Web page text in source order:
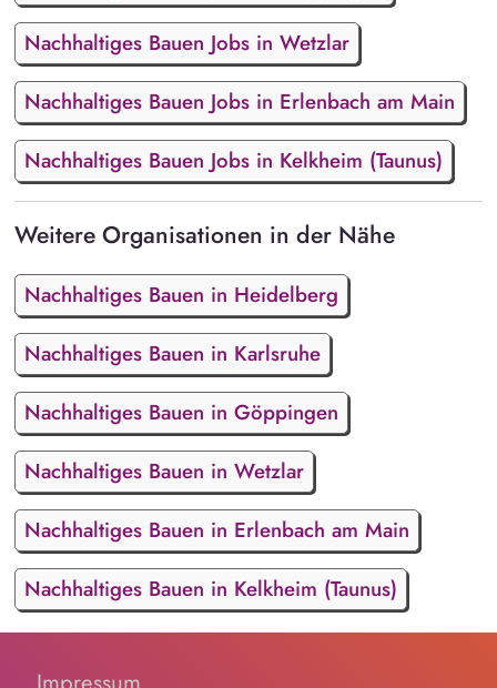
Nachhaltiges Bauen Jobs in Wetzlar
Nachhaltiges Bauen Jobs in Erlenbach am Main
Nachhaltiges Bauen Jobs in Kelkheim (Taunus)
Weitere Organisationen in der Nähe
Nachhaltiges Bauen in Heidelberg
Nachhaltiges Bauen in Karlsruhe
Nachhaltiges Bauen in Göppingen
Nachhaltiges Bauen in Wetzlar
Nachhaltiges Bauen in Erlenbach am Main
Nachhaltiges Bauen in Kelkheim (Taunus)